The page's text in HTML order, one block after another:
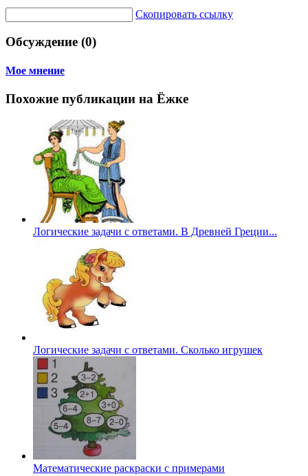
Скопировать ссылку
Обсуждение (0)
Мое мнение
Похожие публикации на Ёжке
Логические задачи с ответами. В Древней Греции...
Логические задачи с ответами. Сколько игрушек
Математические раскраски с примерами